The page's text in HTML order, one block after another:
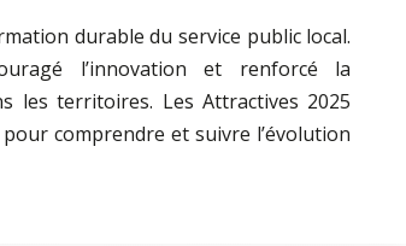
durable du service public local.
l’innovation et renforcé la
les territoires. Les Attractives 2025
comprendre et suivre l’évolution